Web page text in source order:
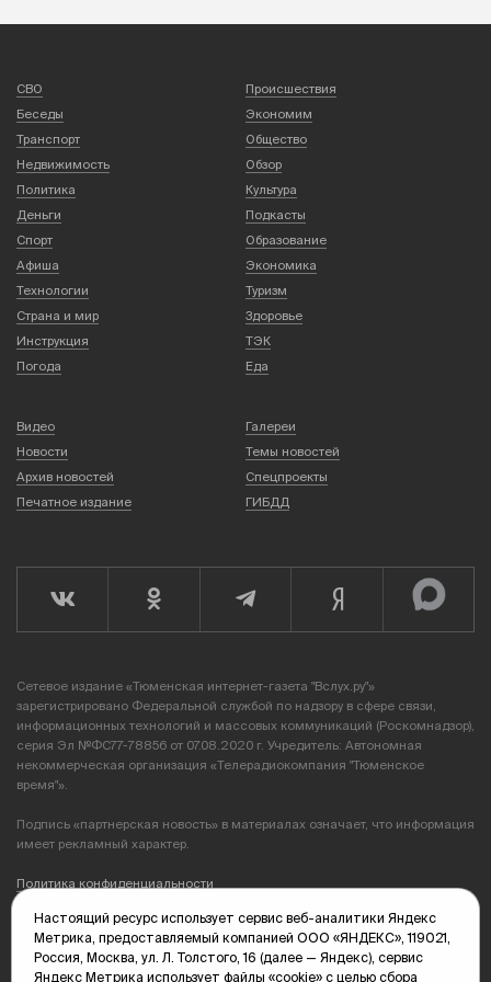
СВО
Происшествия
Беседы
Экономим
Транспорт
Общество
Недвижимость
Обзор
Политика
Культура
Деньги
Подкасты
Спорт
Образование
Афиша
Экономика
Технологии
Туризм
Страна и мир
Здоровье
Инструкция
ТЭК
Погода
Еда
Видео
Галереи
Новости
Темы новостей
Архив новостей
Спецпроекты
Печатное издание
ГИБДД
Сетевое издание «Тюменская интернет-газета "Вслух.ру"»
зарегистрировано Федеральной службой по надзору в сфере связи,
информационных технологий и массовых коммуникаций (Роскомнадзор),
серия Эл №ФС77-78856 от 07.08.2020 г. Учредитель: Автономная
некоммерческая организация «Телерадиокомпания "Тюменское
время"».
Подпись «партнерская новость» в материалах означает, что информация
имеет рекламный характер.
Политика конфиденциальности
Редакция: 625035, Тюмень, пр. Геологоразведчиков, 28А
(3452) 68-89-05
edit@vsluh.ru
Настоящий ресурс использует сервис веб-аналитики Яндекс
Метрика, предоставляемый компанией ООО «ЯНДЕКС», 119021,
Россия, Москва, ул. Л. Толстого, 16 (далее — Яндекс), сервис
Яндекс Метрика использует файлы «cookie» с целью сбора